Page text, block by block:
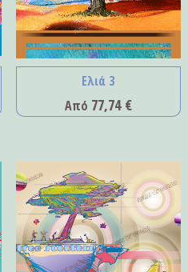
Ελιά 3
Από 77,74 €